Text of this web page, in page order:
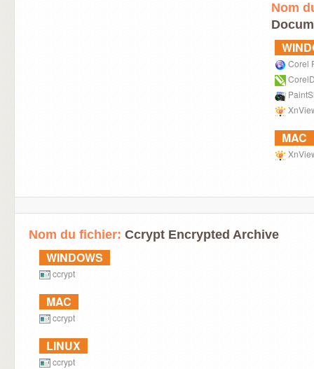
Nom
Corel
MAC
Nom du fichier: Ccrypt Encrypted Archive
WINDOWS
ccrypt
MAC
ccrypt
LINUX
ccrypt